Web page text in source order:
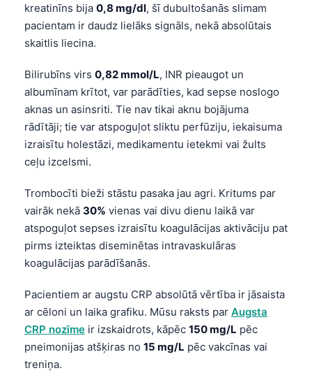
kreatinīns bija 0,8 mg/dl, šī dubultošanās slimam
pacientam ir daudz lielāks signāls, nekā absolūtais
skaitlis liecina.
Bilirubīns virs 0,82 mmol/L, INR pieaugot un
albumīnam krītot, var parādīties, kad sepse noslogo
aknas un asinsriti. Tie nav tikai aknu bojājuma
rādītāji; tie var atspoguļot sliktu perfūziju, iekaisuma
izraisītu holestāzi, medikamentu ietekmi vai žults
ceļu izcelsmi.
Trombocīti bieži stāstu pasaka jau agri. Kritums par
vairāk nekā 30% vienas vai divu dienu laikā var
atspoguļot sepses izraisītu koagulācijas aktivāciju pat
pirms izteiktas diseminētas intravaskulāras
koagulācijas parādīšanās.
Pacientiem ar augstu CRP absolūtā vērtība ir jāsaista
ar cēloni un laika grafiku. Mūsu raksts par Augsta
CRP nozīme ir izskaidrots, kāpēc 150 mg/L pēc
pneimonijas atšķiras no 15 mg/L pēc vakcīnas vai
treniņa.Bosanski
Eesti
日本語
Čeština
ქართული
Русский
Lietuvių kalba
Slovenščina
Magyar
Shqip
اردو
मराठी